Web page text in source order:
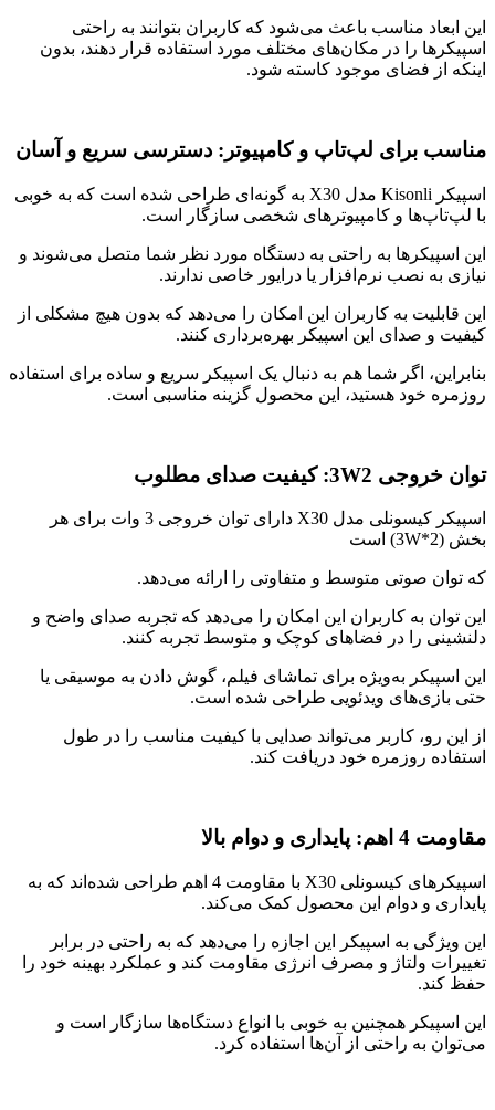
این ابعاد مناسب باعث می‌شود که کاربران بتوانند به راحتی
اسپیکرها را در مکان‌های مختلف مورد استفاده قرار دهند، بدون
اینکه از فضای موجود کاسته شود.
مناسب برای لپ‌تاپ و کامپیوتر: دسترسی سریع و آسان
اسپیکر Kisonli مدل X30 به گونه‌ای طراحی شده است که به خوبی
با لپ‌تاپ‌ها و کامپیوترهای شخصی سازگار است.
این اسپیکرها به راحتی به دستگاه مورد نظر شما متصل می‌شوند و
نیازی به نصب نرم‌افزار یا درایور خاصی ندارند.
این قابلیت به کاربران این امکان را می‌دهد که بدون هیچ مشکلی از
کیفیت و صدای این اسپیکر بهره‌برداری کنند.
بنابراین، اگر شما هم به دنبال یک اسپیکر سریع و ساده برای استفاده
روزمره خود هستید، این محصول گزینه مناسبی است.
توان خروجی 3W2: کیفیت صدای مطلوب
اسپیکر کیسونلی مدل X30 دارای توان خروجی 3 وات برای هر
بخش (3W*2) است
که توان صوتی متوسط و متفاوتی را ارائه می‌دهد.
این توان به کاربران این امکان را می‌دهد که تجربه صدای واضح و
دلنشینی را در فضاهای کوچک و متوسط تجربه کنند.
این اسپیکر به‌ویژه برای تماشای فیلم، گوش دادن به موسیقی یا
حتی بازی‌های ویدئویی طراحی شده است.
از این رو، کاربر می‌تواند صدایی با کیفیت مناسب را در طول
استفاده روزمره خود دریافت کند.
مقاومت 4 اهم: پایداری و دوام بالا
اسپیکر‌های کیسونلی X30 با مقاومت 4 اهم طراحی شده‌اند که به
پایداری و دوام این محصول کمک می‌کند.
این ویژگی به اسپیکر این اجازه را می‌دهد که به راحتی در برابر
تغییرات ولتاژ و مصرف انرژی مقاومت کند و عملکرد بهینه خود را
حفظ کند.
این اسپیکر همچنین به خوبی با انواع دستگاه‌ها سازگار است و
می‌توان به راحتی از آن‌ها استفاده کرد.